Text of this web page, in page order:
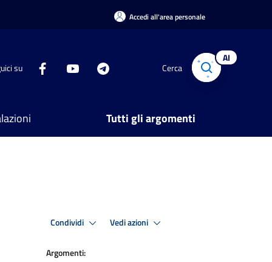
Accedi all'area personale
su Cerca
AI
Tutti gli argomenti
Condividi Vedi azioni
Argomenti: